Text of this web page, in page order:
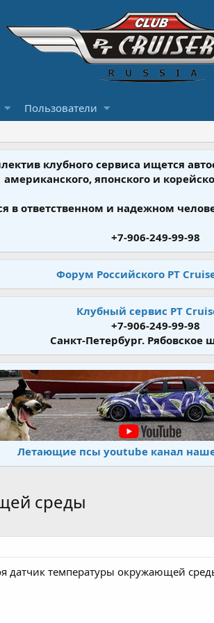
Пользователи
клубного сервиса ищется
американского, японского и
в ответственном и надежном
+7-906-249-99-98
Форум Российского PT
Клубный сервис PT
+7-906-249-99-98
Санкт-Петербург. Рябовское
Летающие псы youtube канал
среды
датчик температуры окружающей